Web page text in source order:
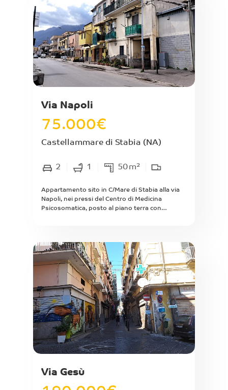
Via Napoli
75.000€
Castellammare di Stabia (NA)
2 1 50m²
Appartamento sito in C/Mare di Stabia alla via
Napoli, nei pressi del Centro di Medicina
Psicosomatica, posto al piano terra con
bagno. Discreto stato interno, immobile
attualmente locato con rendita annua pari ad
euro 3.600,00, scadenza contratto di locazione
2028.
Via Gesù